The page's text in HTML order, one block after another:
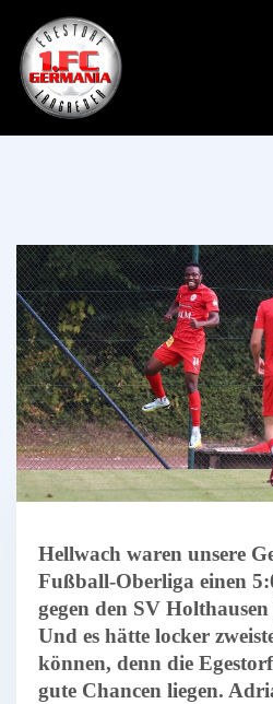
Hellwach waren unsere
Fußball-Oberliga einen
gegen den SV
Und es hätte locker
können, denn die
gute Chancen liegen.